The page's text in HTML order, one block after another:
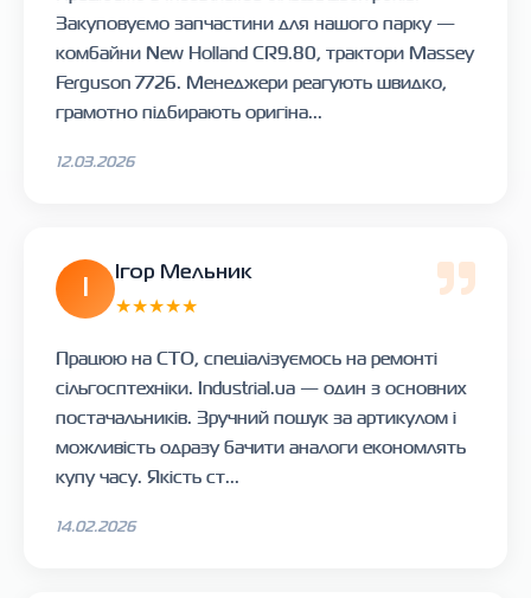
Закуповуємо запчастини для нашого парку —
комбайни New Holland CR9.80, трактори Massey
Ferguson 7726. Менеджери реагують швидко,
грамотно підбирають оригіна...
12.03.2026
Ігор Мельник
★★★★★
Працюю на СТО, спеціалізуємось на ремонті
сільгосптехніки. Industrial.ua — один з основних
постачальників. Зручний пошук за артикулом і
можливість одразу бачити аналоги економлять
купу часу. Якість ст...
14.02.2026